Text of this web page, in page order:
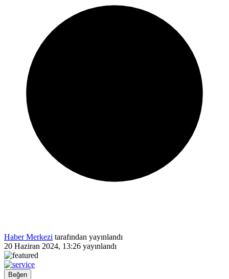
Haber Merkezi tarafından yayınlandı
20 Haziran 2024, 13:26 yayınlandı
Beğen